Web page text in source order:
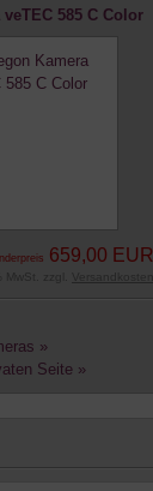
585 C Color
659,00 EUR
MwSt. zzgl.
»
Seite »